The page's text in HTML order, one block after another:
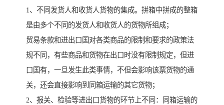
1、不同发货人和收货人货物的集成。拼箱中拼成的整箱
是由多个不同的发货人和收货人的货物所组成；
贸易条款和进出口国对各类商品的限制和要求的政策法
规不同，有些商品和货物在出口时没有限制规定，但进
口国有，一旦发生此类事情，不但会影响该票货物的通
关，还会直接影响到同箱运输的其它货物；
2、报关、检验等进出口货物的环节上不同：同箱运输的